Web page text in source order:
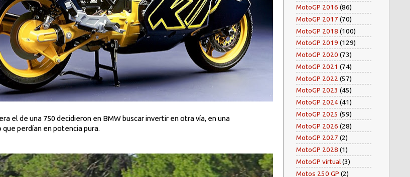
el de una 750 decidieron en BMW buscar invertir en otra vía, en una
perdían en potencia pura.
MotoGP 2016 (86)
MotoGP 2017 (70)
MotoGP 2018 (100)
MotoGP 2019 (129)
MotoGP 2020 (73)
MotoGP 2021 (74)
MotoGP 2022 (57)
MotoGP 2023 (45)
MotoGP 2024(41)
MotoGP 2025 (59)
MotoGP 2026 (28)
MotoGP 2027 (2)
MotoGP 2028 (1)
MotoGP virtual(3)
Motos 250 GP (2)